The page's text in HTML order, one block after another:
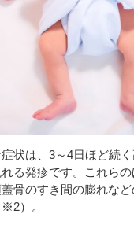
状は、3～4日ほど続
る発疹です。これら
骨のすき間の膨れな
）。